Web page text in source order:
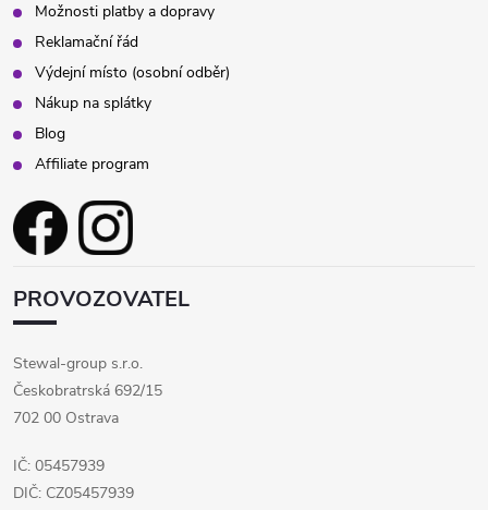
Možnosti platby a dopravy
Reklamační řád
Výdejní místo (osobní odběr)
Nákup na splátky
Blog
Affiliate program
PROVOZOVATEL
Stewal-group s.r.o.
Českobratrská 692/15
702 00 Ostrava
IČ: 05457939
DIČ: CZ05457939